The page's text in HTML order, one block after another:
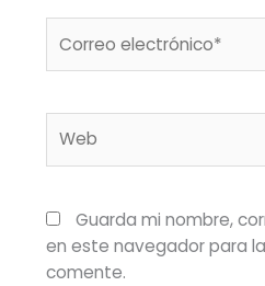
electrónico*
Guarda mi nombre,
en este navegador para
comente.